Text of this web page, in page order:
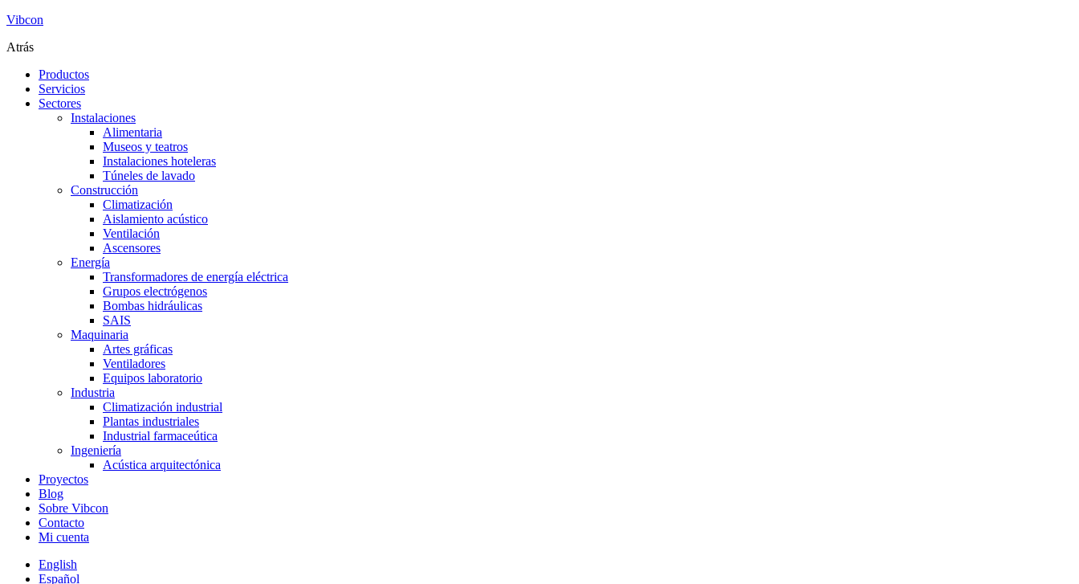
Vibcon
Atrás
Productos
Servicios
Sectores
Instalaciones
Alimentaria
Museos y teatros
Instalaciones hoteleras
Túneles de lavado
Construcción
Climatización
Aislamiento acústico
Ventilación
Ascensores
Energía
Transformadores de energía eléctrica
Grupos electrógenos
Bombas hidráulicas
SAIS
Maquinaria
Artes gráficas
Ventiladores
Equipos laboratorio
Industria
Climatización industrial
Plantas industriales
Industrial farmaceútica
Ingeniería
Acústica arquitectónica
Proyectos
Blog
Sobre Vibcon
Contacto
Mi cuenta
English
Español